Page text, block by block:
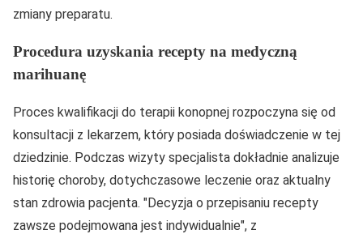
zmiany preparatu.
Procedura uzyskania recepty na medyczną
marihuanę
Proces kwalifikacji do terapii konopnej rozpoczyna się od
konsultacji z lekarzem, który posiada doświadczenie w tej
dziedzinie. Podczas wizyty specjalista dokładnie analizuje
historię choroby, dotychczasowe leczenie oraz aktualny
stan zdrowia pacjenta. Decyzja o przepisaniu recepty
zawsze podejmowana jest indywidualnie , z